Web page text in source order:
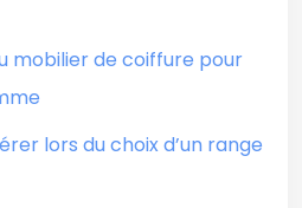
mobilier de coiffure pour
lors du choix d’un range